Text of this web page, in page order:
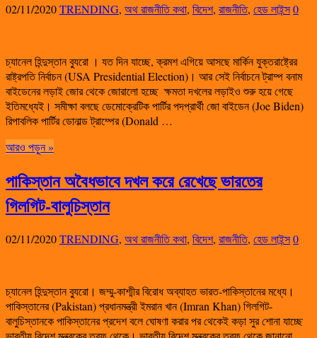
02/11/2020TRENDING, অথ রাজনীতি কথা, বিদেশ, রাজনীতি, হেড লাইন্স0
চ্যানেল হিন্দুস্তান ব্যুরো ‌। যত দিন যাচ্ছে, ক্রমশ এগিয়ে আসছে মার্কিন যুক্তরাষ্ট্রের
রাষ্ট্রপতি নির্বাচন (USA Presidential Election)। আর সেই নির্বাচনে ট্রাম্প বনাম
বাইডেনের লড়াই জোর থেকে জোরালো হচ্ছে ‌ ক্ষমতা দখলের লড়াইও শুরু হয়ে গেছে
ইতিমধ্যেই। সমীক্ষা বলছে ডেমোক্রেটিক পার্টির পদপ্রার্থী জো বাইডেন (Joe Biden)
রিপাবলিক পার্টির ডোনাল্ড ট্রাম্পের (Donald …
আরও পড়ুন »
পাকিস্তান অবৈধভাবে দখল করে রেখেছে ভারতের
গিলগিট-বালুচিস্তান
02/11/2020TRENDING, অথ রাজনীতি কথা, বিদেশ, রাজনীতি, হেড লাইন্স0
চ্যানেল হিন্দুস্তান ব্যুরো। জম্মু-কাশ্মীর বিরোধ অব্যাহত ভারত-পাকিস্তানের মধ্যে।
পাকিস্তানের (Pakistan) প্রধানমন্ত্রী ইমরান খান (Imran Khan) গিলগিট-
বালুচিস্তানকে পাকিস্তানের প্রদেশ বলে ঘোষণা করার পর থেকেই কড়া সুর শোনা যাচ্ছে